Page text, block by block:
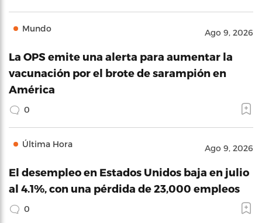
Mundo Ago 9, 2026
La OPS emite una alerta para aumentar la
vacunación por el brote de sarampión en
América
0
Última Hora Ago 9, 2026
El desempleo en Estados Unidos baja en julio
al 4.1%, con una pérdida de 23,000 empleos
0